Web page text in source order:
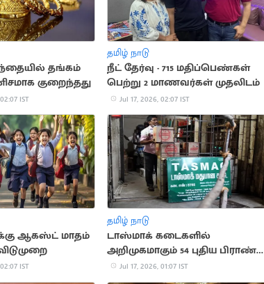
தங்கம்
குறைந்தது
IST
தமிழ் நாடு
நீட் தேர்வு - 715 மதிப்பெண்கள்
பெற்று 2 மாணவர்கள் முதலிடம்
Jul 17, 2026, 02:07 IST
ஆகஸ்ட் மாதம்
IST
தமிழ் நாடு
டாஸ்மாக் கடைகளில்
அறிமுகமாகும் 54 புதிய பிராண்ட்
மது வகைகள்
Jul 17, 2026, 01:07 IST